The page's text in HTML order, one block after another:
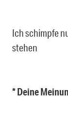
Ich schimpfe
stehen
* Deine